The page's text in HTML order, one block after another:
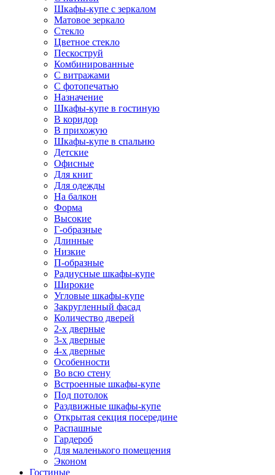
Шкафы-купе с зеркалом
Матовое зеркало
Стекло
Цветное стекло
Пескоструй
Комбинированные
С витражами
С фотопечатью
Назначение
Шкафы-купе в гостиную
В коридор
В прихожую
Шкафы-купе в спальню
Детские
Офисные
Для книг
Для одежды
На балкон
Форма
Высокие
Г-образные
Длинные
Низкие
П-образные
Радиусные шкафы-купе
Широкие
Угловые шкафы-купе
Закругленный фасад
Количество дверей
2-х дверные
3-х дверные
4-х дверные
Особенности
Во всю стену
Встроенные шкафы-купе
Под потолок
Раздвижные шкафы-купе
Открытая секция посередине
Распашные
Гардероб
Для маленького помещения
Эконом
Гостиные